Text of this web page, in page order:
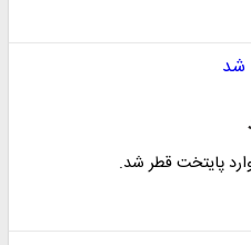
پایتخت قطر شد.